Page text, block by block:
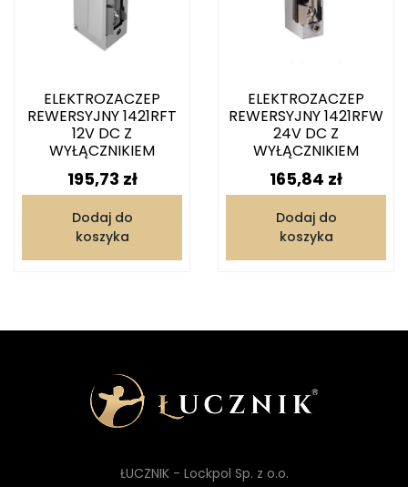
ELEKTROZACZEP
REWERSYJNY 1421RFT
12V DC Z
WYŁĄCZNIKIEM
Cena
195,73 zł
Dodaj do
koszyka
ELEKTROZACZEP
REWERSYJNY 1421RFW
24V DC Z
WYŁĄCZNIKIEM
Cena
165,84 zł
Dodaj do
koszyka
ŁUCZNIK - Lockpol Sp. z o.o.